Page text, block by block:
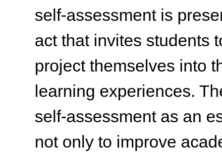
self-assessment is
act that invites students
project themselves into
learning experiences.
self-assessment as an
not only to improve